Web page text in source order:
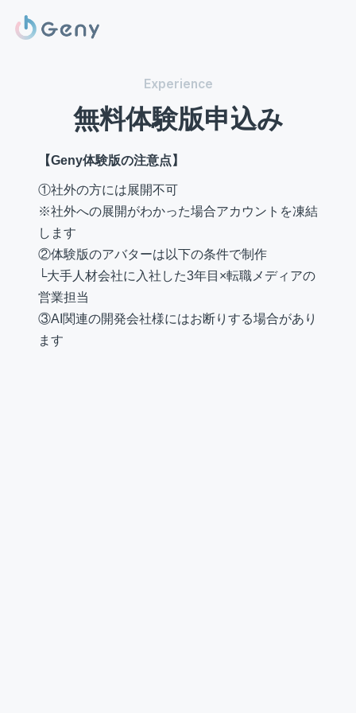
Experience
無料体験版申込み
【Geny体験版の注意点】
①社外の方には展開不可
※社外への展開がわかった場合アカウントを凍結
します
②体験版のアバターは以下の条件で制作
└大手人材会社に入社した3年目×転職メディアの
営業担当
③AI関連の開発会社様にはお断りする場合があり
ます